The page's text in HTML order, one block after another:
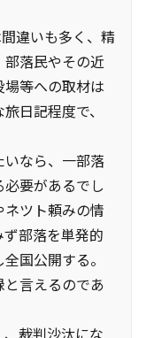
違いも多く、精
落民やその近
等への取材は
日記程度で、
なら、一部落
要があるでし
ツト頼みの情
部落を単発的
国公開する。
言えるのであ